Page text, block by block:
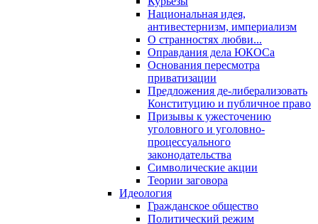
Национальная идея,
антивестернизм, империализм
О странностях любви...
Оправдания дела ЮКОСа
Основания пересмотра
приватизации
Предложения де-либерализовать
Конституцию и публичное право
Призывы к ужесточению
уголовного и уголовно-
процессуального
законодательства
Символические акции
Теории заговора
Идеология
Гражданское общество
Политический режим